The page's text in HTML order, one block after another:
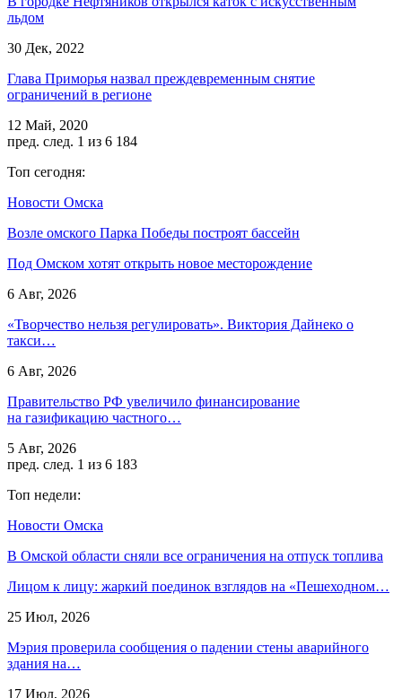
льдом
30 Дек, 2022
Глава Приморья назвал преждевременным снятие
ограничений в регионе
12 Май, 2020
пред. след. 1 из 6 184
Топ сегодня:
Новости Омска
Возле омского Парка Победы построят бассейн
Под Омском хотят открыть новое месторождение
6 Авг, 2026
«Творчество нельзя регулировать». Виктория Дайнеко о
такси…
6 Авг, 2026
Правительство РФ увеличило финансирование
на газификацию частного…
5 Авг, 2026
пред. след. 1 из 6 183
Топ недели:
Новости Омска
В Омской области сняли все ограничения на отпуск топлива
Лицом к лицу: жаркий поединок взглядов на «Пешеходном…
25 Июл, 2026
Мэрия проверила сообщения о падении стены аварийного
здания на…
17 Июл, 2026